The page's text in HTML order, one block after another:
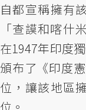
自都宣稱擁有
「查謨和喀什
在1947年印度
頒布了《印度
位，讓該地區